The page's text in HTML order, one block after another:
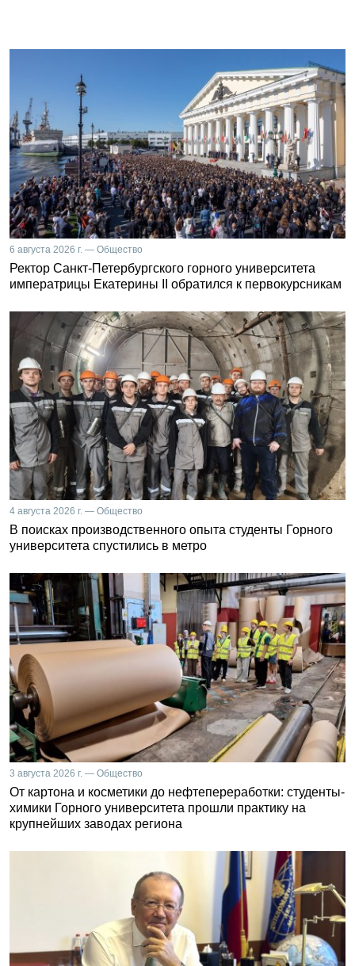
6 августа 2026 г. — Общество
Ректор Санкт-Петербургского горного университета
императрицы Екатерины II обратился к первокурсникам
4 августа 2026 г. — Общество
В поисках производственного опыта студенты Горного
университета спустились в метро
3 августа 2026 г. — Общество
От картона и косметики до нефтепереработки: студенты-
химики Горного университета прошли практику на
крупнейших заводах региона